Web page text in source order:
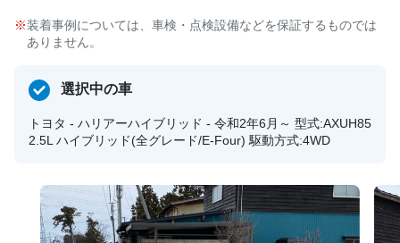
装着事例については、車検・点検設備などを保証するものでは
ありません。
選択中の車
トヨタ - ハリアーハイブリッド - 令和2年6月～ 型式:AXUH85
2.5L ハイブリッド(全グレード/E-Four) 駆動方式:4WD